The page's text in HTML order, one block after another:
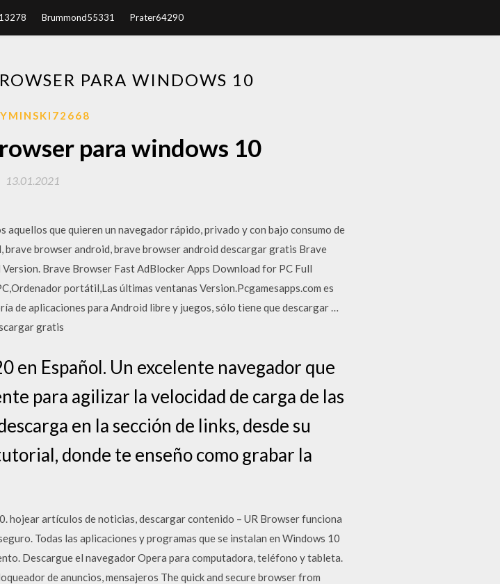
Brummond55331 Prater64290
PARA WINDOWS 10
para windows 10
13.01.2021
que quieren un navegador rápido, privado y con bajo consumo de
browser android, brave browser android descargar gratis Brave
Brave Browser Fast AdBlocker Apps Download for PC Full
portátil,Las últimas ventanas Version.Pcgamesapps.com es
de aplicaciones para Android libre y juegos, sólo tiene que descargar …
gratis
en Español. Un excelente navegador que
para agilizar la velocidad de carga de las
en la sección de links, desde su
donde te enseño como grabar la
hojear artículos de noticias, descargar contenido – UR Browser funciona
Todas las aplicaciones y programas que se instalan en Windows 10
Descargue el navegador Opera para computadora, teléfono y tableta.
de anuncios, mensajeros The quick and secure browser from